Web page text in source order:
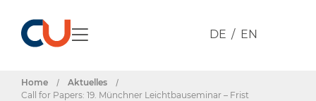
DE EN
Home / Aktuelles
/
Call for Papers: 19. Münchner Leichtbauseminar – Frist